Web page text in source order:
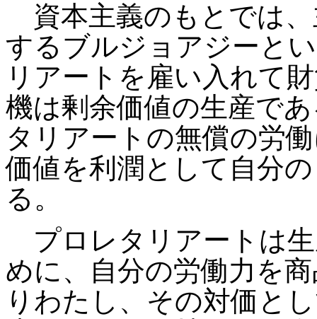
資本主義のもとでは
するブルジョアジーと
リアートを雇い入れて
機は剰余価値の生産で
タリアートの無償の労
価値を利潤として自分
る。
プロレタリアートは
めに、自分の労働力を
りわたし、その対価と